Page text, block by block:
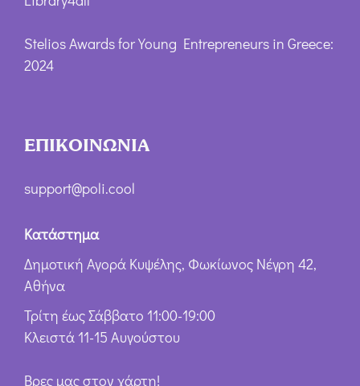
Stelios Awards for Young Entrepreneurs in Greece:
2024
ΕΠΙΚΟΙΝΩΝΙΑ
support@poli.cool
Κατάστημα
Δημοτική Αγορά Κυψέλης, Φωκίωνος Νέγρη 42,
Αθήνα
Τρίτη έως Σάββατο 11:00-19:00
Κλειστά 11-15 Αυγούστου
Βρες μας στον χάρτη!